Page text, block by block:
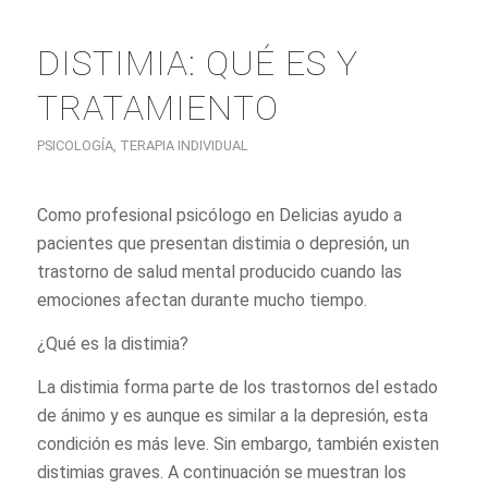
DISTIMIA: QUÉ ES Y
TRATAMIENTO
PSICOLOGÍA, TERAPIA INDIVIDUAL
Como profesional psicólogo en Delicias ayudo a
pacientes que presentan distimia o depresión, un
trastorno de salud mental producido cuando las
emociones afectan durante mucho tiempo.
¿Qué es la distimia?
La distimia forma parte de los trastornos del estado
de ánimo y es aunque es similar a la depresión, esta
condición es más leve. Sin embargo, también existen
distimias graves. A continuación se muestran los